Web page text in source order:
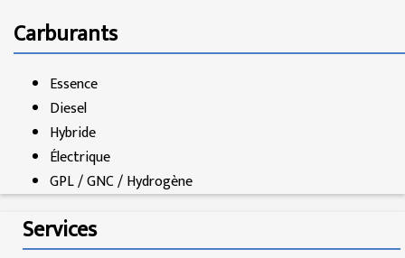
Carburants
Essence
Diesel
Hybride
Électrique
GPL / GNC / Hydrogène
Services